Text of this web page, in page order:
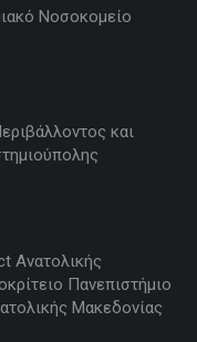
Νοσοκομείο
και
Ανατολικής
Πανεπιστήμιο
Μακεδονίας